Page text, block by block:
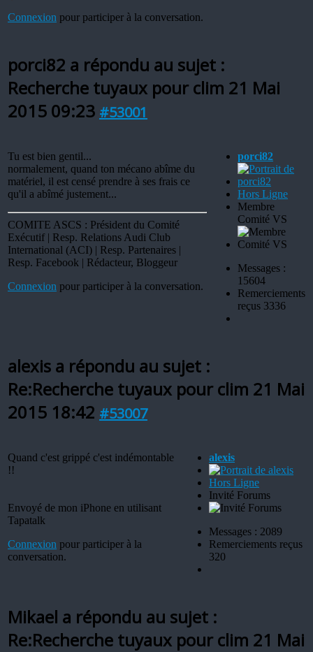
Connexion pour participer à la conversation.
porci82 a répondu au sujet :
Recherche tuyaux pour clim 21 Mai
2015 09:23 #53001
Tu est bien gentil...
normalement, quand ton mécano abîme du
matériel, il est censé prendre à ses frais ce
qu'il a abîmé justement...
COMITE ASCS : Président du Comité
Exécutif | Resp. Relations Audi Club
International (ACI) | Resp. Partenaires |
Resp. Facebook | Rédacteur, Bloggeur
Connexion pour participer à la conversation.
porci82
Hors Ligne
Membre
Comité VS
Messages :
15604
Remerciements
reçus 3336
alexis a répondu au sujet :
Re:Recherche tuyaux pour clim 21 Mai
2015 18:42 #53007
Quand c'est grippé c'est indémontable
!!
Envoyé de mon iPhone en utilisant
Tapatalk
Connexion pour participer à la
conversation.
alexis
Hors Ligne
Invité Forums
Messages : 2089
Remerciements reçus
320
Mikael a répondu au sujet :
Re:Recherche tuyaux pour clim 21 Mai